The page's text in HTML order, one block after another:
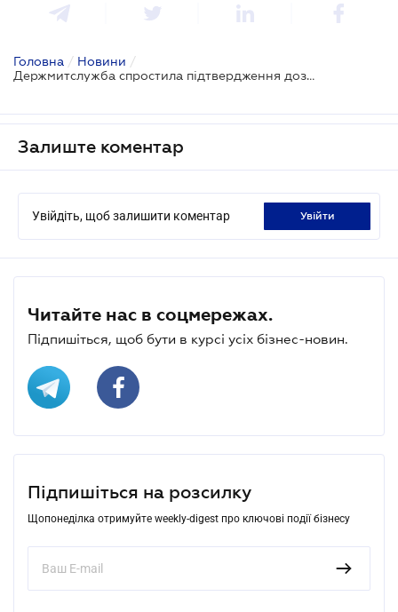
Головна / Новини /
Держмитслужба спростила підтвердження дозволу на навантаження
Залиште коментар
Увійдіть, щоб залишити коментар увійти
Читайте нас в соцмережах.
Підпишіться, щоб бути в курсі усіх бізнес-новин.
Підпишіться на розсилку
Щопонеділка отримуйте weekly-digest про ключові події бізнесу